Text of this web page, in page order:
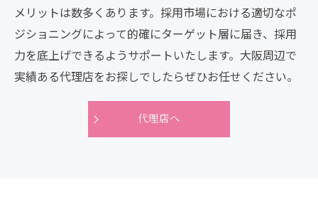
メリットは数多くあります。採用市場における適切なポ
ジショニングによって的確にターゲット層に届き、採用
力を底上げできるようサポートいたします。大阪周辺で
実績ある代理店をお探しでしたらぜひお任せください。
代理店へ